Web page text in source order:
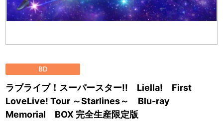
BD
ラブライブ！スーパースター!! Liella! First
LoveLive! Tour ～Starlines～ Blu-ray
Memorial BOX 完全生産限定版